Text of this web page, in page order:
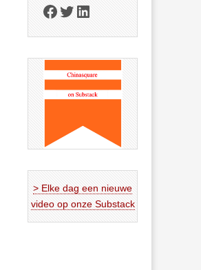
Facebook
Twitter
LinkedIn
> Elke dag een nieuwe
video op onze Substack